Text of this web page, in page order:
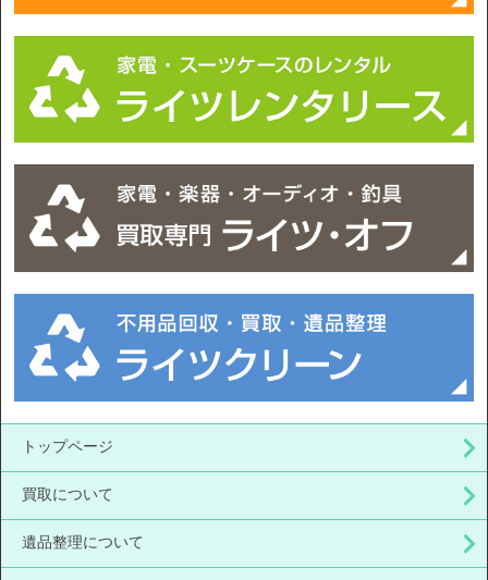
トップページ
買取について
遺品整理について